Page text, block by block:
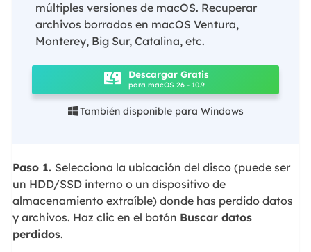
múltiples versiones de macOS. Recuperar
archivos borrados en macOS Ventura,
Monterey, Big Sur, Catalina, etc.
Descargar Gratis
para macOS 26 - 10.9
 También disponible para Windows
Paso 1. Selecciona la ubicación del disco (puede ser
un HDD/SSD interno o un dispositivo de
almacenamiento extraíble) donde has perdido datos
y archivos. Haz clic en el botón Buscar datos
perdidos.